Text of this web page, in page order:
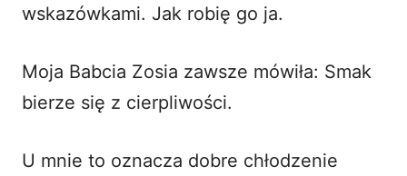
wskazówkami. Jak robię go ja.
Moja Babcia Zosia zawsze mówiła: Smak
bierze się z cierpliwości.
U mnie to oznacza dobre chłodzenie